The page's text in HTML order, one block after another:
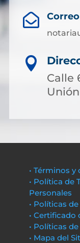


Calle
• Términos
• Política de
Personales
• Políticas
• Certificado
• Políticas
• Mapa del